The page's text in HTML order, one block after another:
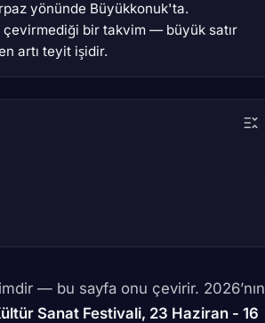
yönünde Büyükkonuk'ta.
bir takvim — büyük satır
artı teyit işidir.
— bu sayfa onu çevirir. 2026’nın
Sanat Festivali, 23 Haziran - 16